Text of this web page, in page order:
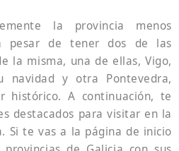
la provincia menos
pesar de tener dos de las
la misma, una de ellas, Vigo,
navidad y otra Pontevedra,
histórico. A continuación, te
destacados para visitar en la
Si te vas a la página de inicio